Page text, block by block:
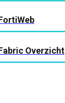
Overzicht